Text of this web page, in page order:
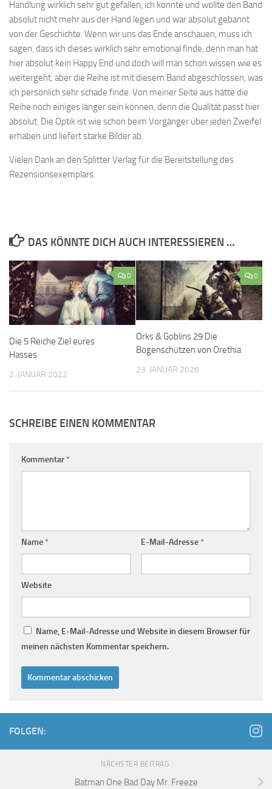
Handlung wirklich sehr gut gefallen, ich konnte und wollte den Band
absolut nicht mehr aus der Hand legen und war absolut gebannt
von der Geschichte. Wenn wir uns das Ende anschauen, muss ich
sagen, dass ich dieses wirklich sehr emotional finde, denn man hat
hier absolut kein Happy End und doch will man schon wissen wie es
weitergeht, aber die Reihe ist mit diesem Band abgeschlossen, was
ich persönlich sehr schade finde. Von meiner Seite aus hätte die
Reihe noch einiges länger sein können, denn die Qualität passt hier
absolut. Die Optik ist wie schon beim Vorgänger über jeden Zweifel
erhaben und liefert starke Bilder ab.
Vielen Dank an den Splitter Verlag für die Bereitstellung des
Rezensionsexemplars.
DAS KÖNNTE DICH AUCH INTERESSIEREN …
0
Die 5 Reiche Ziel eures
Hasses
2. JANUAR 2022
0
Orks & Goblins 29 Die
Bogenschützen von Orethia
23. JANUAR 2026
SCHREIBE EINEN KOMMENTAR
Kommentar*
Name* E-Mail-Adresse*
Website
Name, E-Mail-Adresse und Website in diesem Browser für
meinen nächsten Kommentar speichern.
FOLGEN:
NÄCHSTER BEITRAG
Batman One Bad Day Mr. Freeze